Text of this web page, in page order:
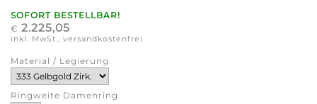
SOFORT BESTELLBAR!
€ 2.225,05
inkl. MwSt., versandkostenfrei
Material / Legierung
Ringweite Damenring